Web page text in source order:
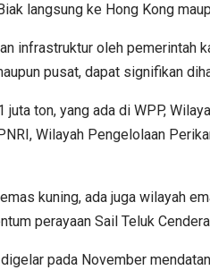
langsung ke Hong Kong
infrastruktur oleh
pusat, dapat signifikan
ton, yang ada di WPP,
Wilayah Pengelolaan
kuning, ada juga wilayah
perayaan Sail Teluk
pada November